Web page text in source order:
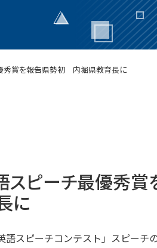
秀賞を報告県勢初 内堀県教育長に
スピーチ最優秀賞
に
スピーチコンテスト」スピーチ